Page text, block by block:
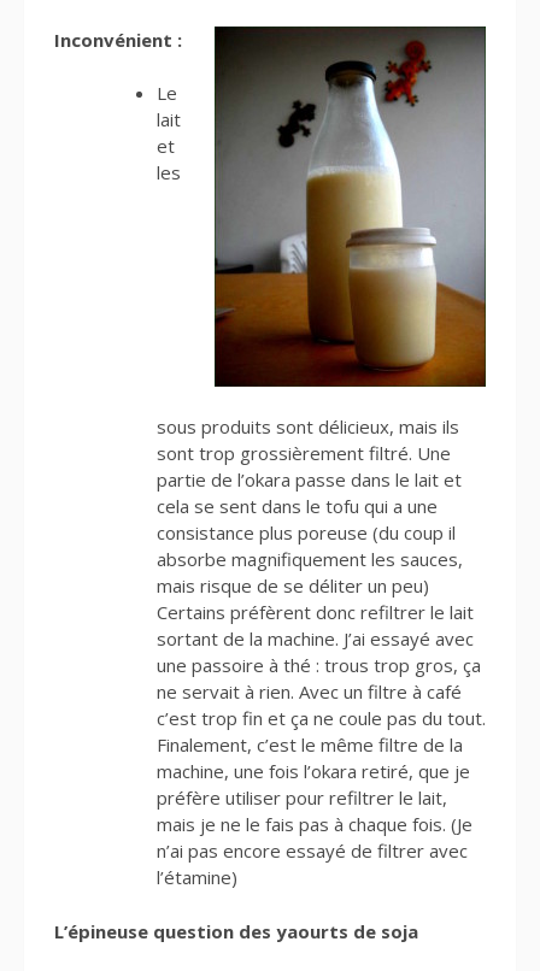
Inconvénient :
Le
lait
et
les
sous produits sont délicieux, mais ils
sont trop grossièrement filtré. Une
partie de l’okara passe dans le lait et
cela se sent dans le tofu qui a une
consistance plus poreuse (du coup il
absorbe magnifiquement les sauces,
mais risque de se déliter un peu)
Certains préfèrent donc refiltrer le lait
sortant de la machine. J’ai essayé avec
une passoire à thé : trous trop gros, ça
ne servait à rien. Avec un filtre à café
c’est trop fin et ça ne coule pas du tout.
Finalement, c’est le même filtre de la
machine, une fois l’okara retiré, que je
préfère utiliser pour refiltrer le lait,
mais je ne le fais pas à chaque fois. (Je
n’ai pas encore essayé de filtrer avec
l’étamine)
L’épineuse question des yaourts de soja